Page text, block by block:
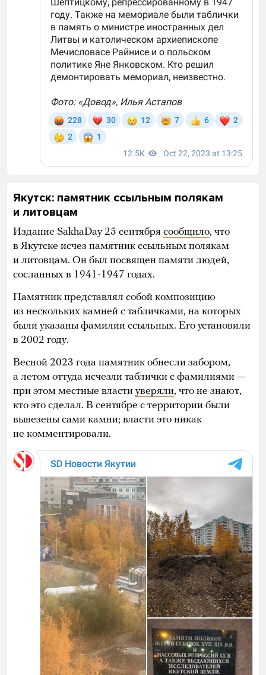
Якутск: памятник ссыльным полякам
и литовцам
Издание SakhaDay 25 сентября сообщило, что
в Якутске исчез памятник ссыльным полякам
и литовцам. Он был посвящен памяти людей,
сосланных в 1941-1947 годах.
Памятник представлял собой композицию
из нескольких камней с табличками, на которых
были указаны фамилии ссыльных. Его установили
в 2002 году.
Весной 2023 года памятник обнесли забором,
а летом оттуда исчезли таблички с фамилиями —
при этом местные власти уверяли, что не знают,
кто это сделал. В сентябре с территории были
вывезены сами камни; власти это никак
не комментировали.